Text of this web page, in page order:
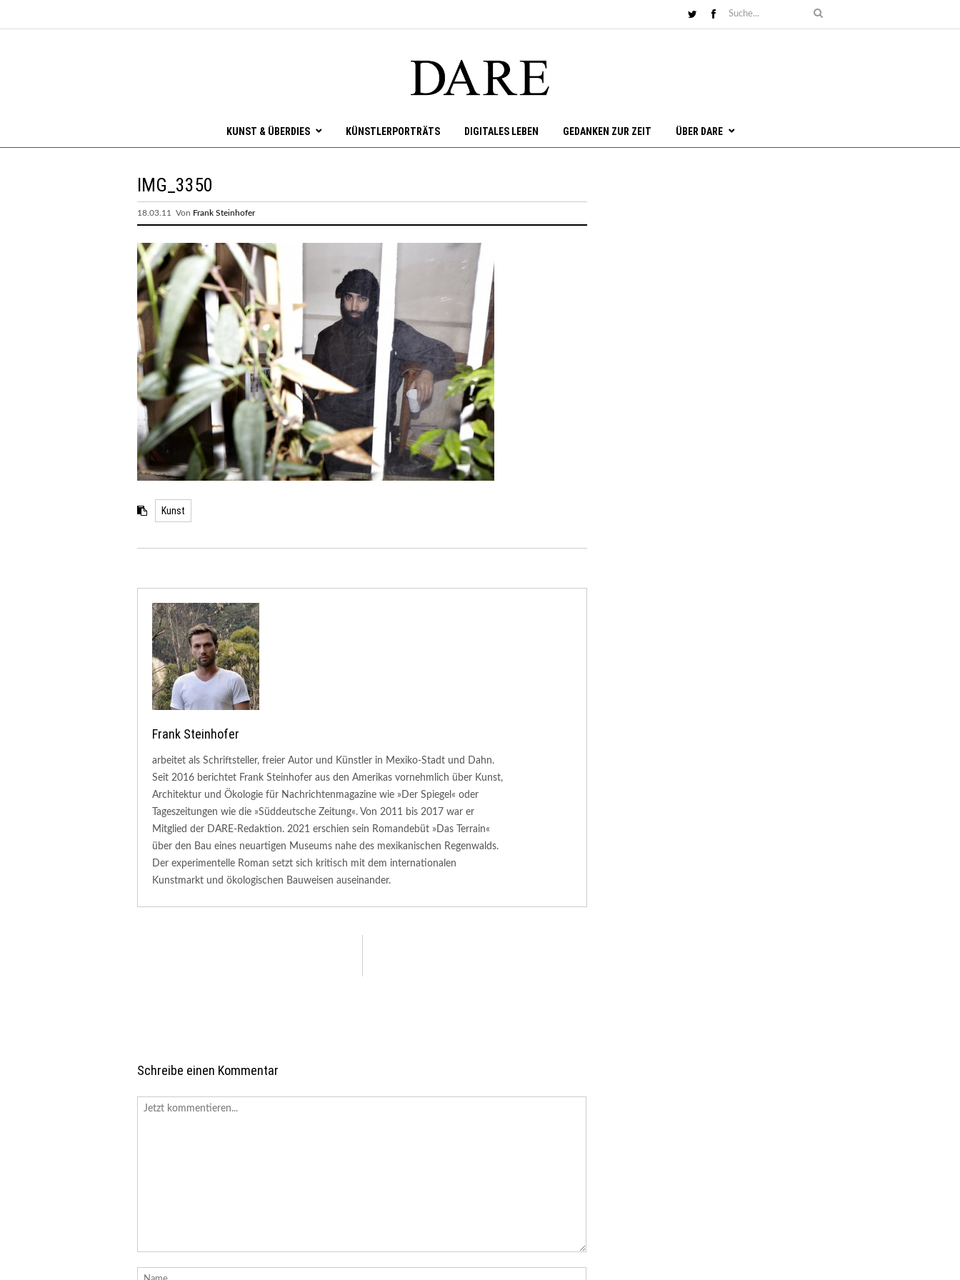
KUNST & ÜBERDIES KÜNSTLERPORTRÄTS DIGITALES LEBEN GEDANKEN ZUR ZEIT ÜBER DARE
IMG_3350
18.03.11 Von Frank Steinhofer
Kunst
Frank Steinhofer
arbeitet als Schriftsteller, freier Autor und Künstler in Mexiko-Stadt und Dahn.
Seit 2016 berichtet Frank Steinhofer aus den Amerikas vornehmlich über Kunst,
Architektur und Ökologie für Nachrichtenmagazine wie »Der Spiegel« oder
Tageszeitungen wie die »Süddeutsche Zeitung«. Von 2011 bis 2017 war er
Mitglied der DARE-Redaktion. 2021 erschien sein Romandebüt »Das Terrain«
über den Bau eines neuartigen Museums nahe des mexikanischen Regenwalds.
Der experimentelle Roman setzt sich kritisch mit dem internationalen
Kunstmarkt und ökologischen Bauweisen auseinander.
Schreibe einen Kommentar